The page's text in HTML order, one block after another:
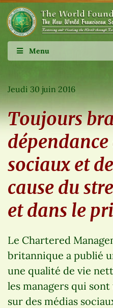
Menu
Jeudi 30 juin 2016
Toujours
sociaux et
cause du
et dans le
Le Chartered
britannique a publié
une qualité de vie
les managers qui
sur des médias